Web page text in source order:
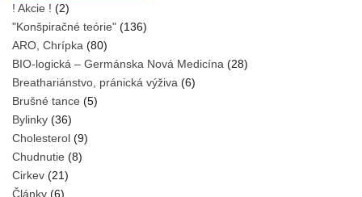
! Akcie ! (2)
"Konšpiračné teórie" (136)
ARO, Chrípka (80)
BIO-logická – Germánska Nová Medicína (28)
Breathariánstvo, pránická výživa (6)
Brušné tance (5)
Bylinky (36)
Cholesterol (9)
Chudnutie (8)
Cirkev (21)
Články (6)